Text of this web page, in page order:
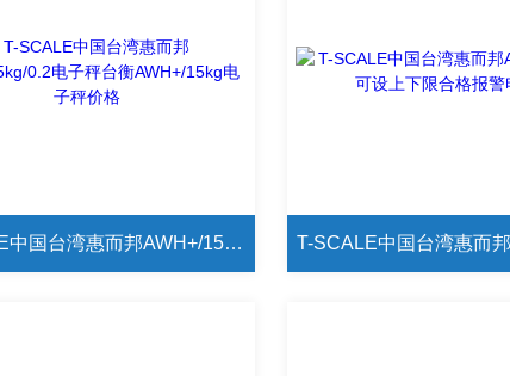
T-SCALE中国台湾惠而邦AWH+/15kg/0.2电子秤台衡AWH+/15kg电子秤价格